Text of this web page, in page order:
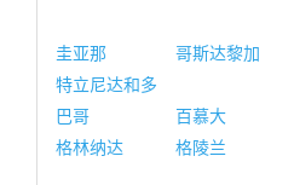
圭亚那 哥斯达黎加
特立尼达和多
巴哥
百慕大
格林纳达
格陵兰